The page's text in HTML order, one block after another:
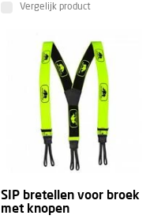
Vergelijk product
SIP bretellen voor broek
met knopen